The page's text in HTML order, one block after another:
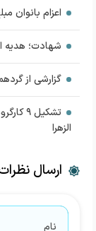
اعزام بانوان
شهادت؛ هدیه
گزارشی از
تشکیل
الزهرا
ارسال